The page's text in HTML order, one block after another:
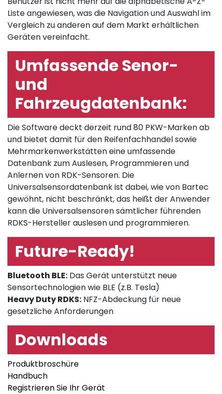
Liste angewiesen, was die Navigation und Auswahl im
Vergleich zu anderen auf dem Markt erhältlichen
Geräten vereinfacht.
Umfassende Senor-
und
Fahrzeugdatenbank:
Die Software deckt derzeit rund 80 PKW-Marken ab
und bietet damit für den Reifenfachhandel sowie
Mehrmarkenwerkstätten eine umfassende
Datenbank zum Auslesen, Programmieren und
Anlernen von RDK-Sensoren. Die
Universalsensordatenbank ist dabei, wie von Bartec
gewöhnt, nicht beschränkt, das heißt der Anwender
kann die Universalsensoren sämtlicher führenden
RDKS-Hersteller auslesen und programmieren.
Future-Ready!
Bluetooth BLE: Das Gerät unterstützt neue
Sensortechnologien wie BLE (z.B. Tesla)
Heavy Duty RDKS: NFZ-Abdeckung für neue
gesetzliche Anforderungen
Downloads
Produktbroschüre
Handbuch
Registrieren Sie Ihr Gerät